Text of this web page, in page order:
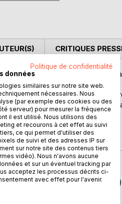
de Romain Gary grâce à une
universitaire, cette fiche de
de l'écrivain, le résumé
sur : www.fichedelecture.fr.
CRITIQUES
À
Politique de confidentialité
données
similaires sur notre site web.
nécessaires. Nous
(par exemple des cookies ou des
serveur) pour mesurer la fréquence
il est utilisé. Nous utilisons des
et recourons à cet effet au suivi
ce qui permet d'utiliser des
de suivi et des adresses IP sur
sur notre site des contenus tiers
vidéo). Nous n'avons aucune
et sur un éventuel tracking par
acceptez les processus décrits ci-
avec effet pour l'avenir.